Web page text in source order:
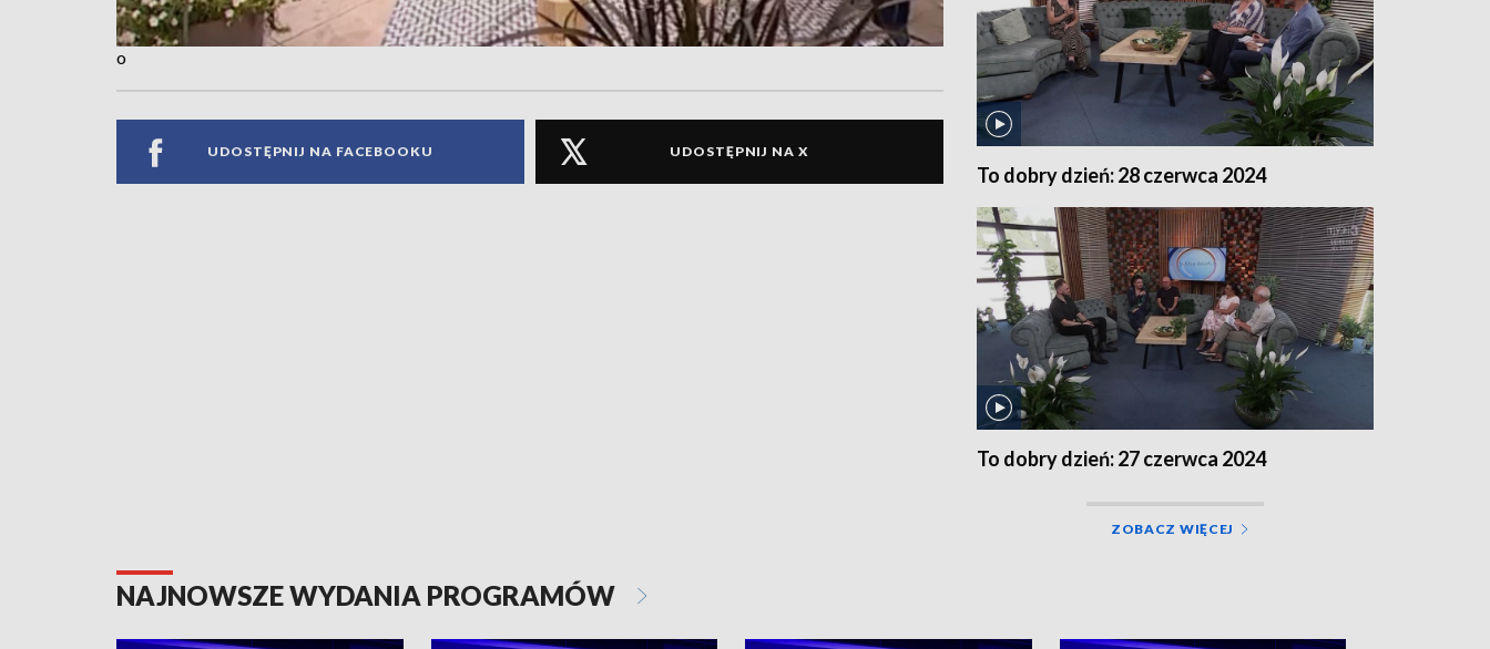
o
UDOSTĘPNIJ NA FACEBOOKU UDOSTĘPNIJ NA X
To dobry dzień: 28 czerwca 2024
To dobry dzień: 27 czerwca 2024
ZOBACZ WIĘCEJ
NAJNOWSZE WYDANIA PROGRAMÓW